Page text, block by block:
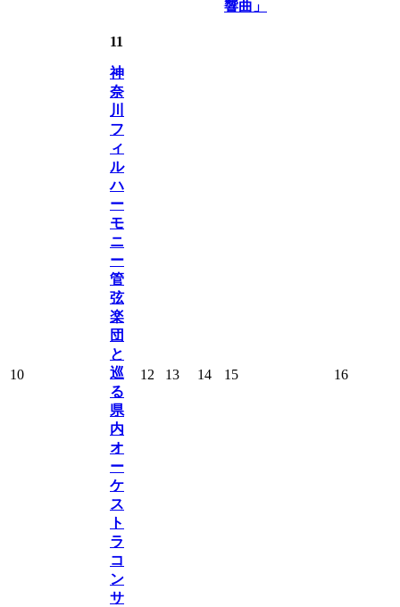
響曲」
10
11
神
奈
川
フ
ィ
ル
ハ
ー
モ
ニ
ー
管
弦
楽
団
と
巡
る
県
内
オ
ー
ケ
ス
ト
ラ
コ
ン
サ
12 13 14 15 16